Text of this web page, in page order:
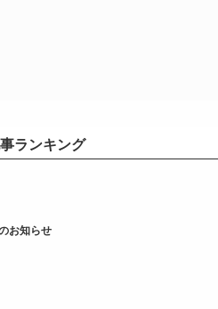
ランキング
お知らせ